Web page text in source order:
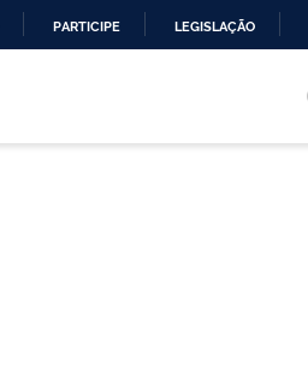
PARTICIPE LEGISLAÇÃO